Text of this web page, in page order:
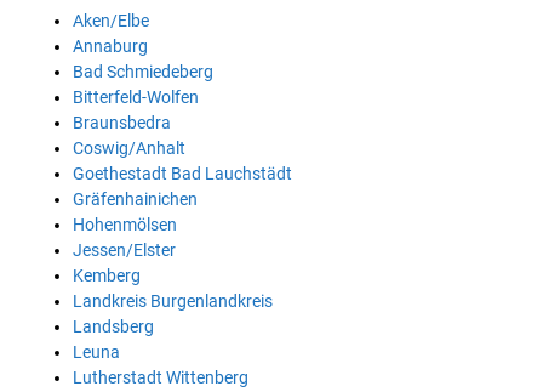
Aken/Elbe
Annaburg
Bad Schmiedeberg
Bitterfeld-Wolfen
Braunsbedra
Coswig/Anhalt
Goethestadt Bad Lauchstädt
Gräfenhainichen
Hohenmölsen
Jessen/Elster
Kemberg
Landkreis Burgenlandkreis
Landsberg
Leuna
Lutherstadt Wittenberg